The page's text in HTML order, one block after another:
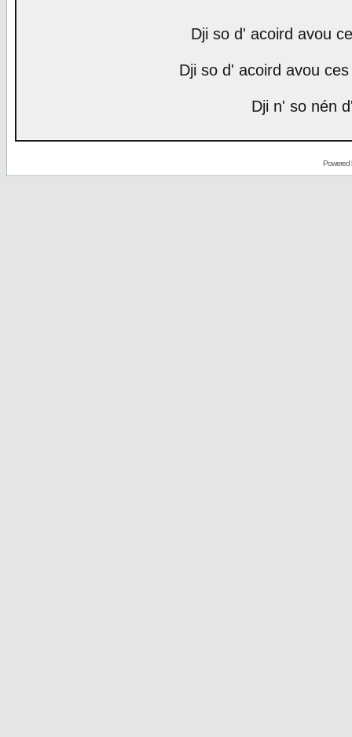
Dji so d' acoird avou
Dji so d' acoird avou
Dji n' so nén
Powered